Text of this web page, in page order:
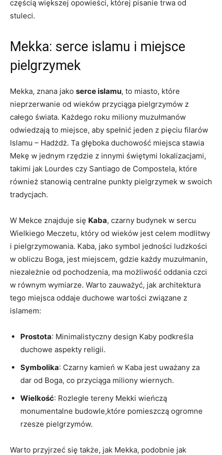
częścią większej opowieści, której pisanie trwa od
stuleci.
Mekka: serce islamu i miejsce
pielgrzymek
Mekka, znana jako serce islamu, to miasto, które
nieprzerwanie od wieków przyciąga pielgrzymów z
całego świata. Każdego roku miliony muzułmanów
odwiedzają to miejsce, aby spełnić jeden z pięciu filarów
Islamu – Hadżdż. Ta głęboka duchowość miejsca stawia
Mekę w jednym rzędzie z innymi świętymi lokalizacjami,
takimi jak Lourdes czy Santiago de Compostela, które
również stanowią centralne punkty pielgrzymek w swoich
tradycjach.
W Mekce znajduje się Kaba, czarny budynek w sercu
Wielkiego Meczetu, który od wieków jest celem modlitwy
i pielgrzymowania. Kaba, jako symbol jedności ludzkości
w obliczu Boga, jest miejscem, gdzie każdy muzułmanin,
niezależnie od pochodzenia, ma możliwość oddania czci
w równym wymiarze. Warto zauważyć, jak architektura
tego miejsca oddaje duchowe wartości związane z
islamem:
Prostota: Minimalistyczny design Kaby podkreśla
duchowe aspekty religii.
Symbolika: Czarny kamień w Kaba jest uważany za
dar od Boga, co przyciąga miliony wiernych.
Wielkość: Rozległe tereny Mekki wieńczą
monumentalne budowle,które pomieszczą ogromne
rzesze pielgrzymów.
Warto przyjrzeć się także, jak Mekka, podobnie jak